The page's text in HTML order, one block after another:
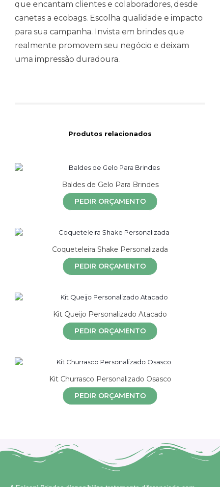
que encantam clientes e colaboradores, desde
canetas a ecobags. Escolha qualidade e impacto
para sua campanha. Invista em brindes que
realmente promovem seu negócio e deixam
uma impressão duradoura.
Produtos relacionados
Baldes de Gelo Para Brindes
PEDIR ORÇAMENTO
Coqueteleira Shake Personalizada
PEDIR ORÇAMENTO
Kit Queijo Personalizado Atacado
PEDIR ORÇAMENTO
Kit Churrasco Personalizado Osasco
PEDIR ORÇAMENTO